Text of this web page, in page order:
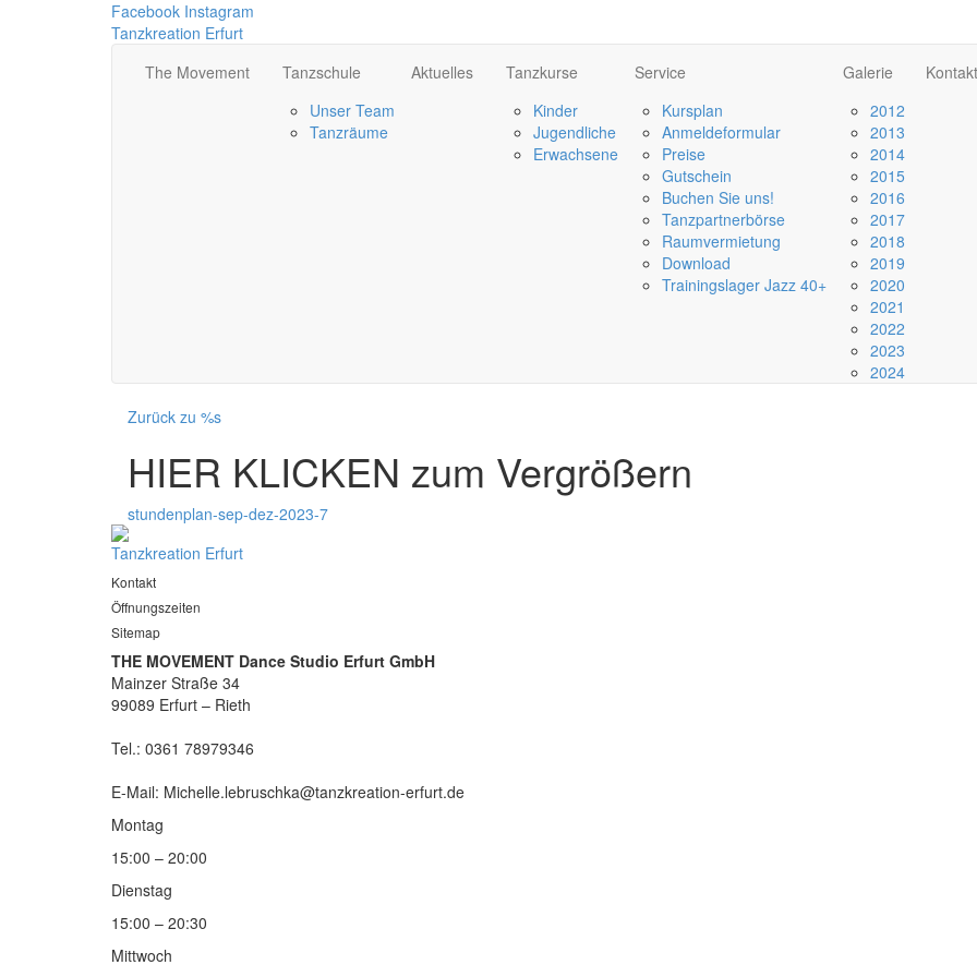
Facebook Instagram
Tanzkreation Erfurt
The Movement
Tanzschule
Unser Team
Tanzräume
Aktuelles
Tanzkurse
Kinder
Jugendliche
Erwachsene
Service
Kursplan
Anmeldeformular
Preise
Gutschein
Buchen Sie uns!
Tanzpartnerbörse
Raumvermietung
Download
Trainingslager Jazz 40+
Galerie
2012
2013
2014
2015
2016
2017
2018
2019
2020
2021
2022
2023
2024
Kontakt
Zurück zu %s
HIER KLICKEN zum Vergrößern
stundenplan-sep-dez-2023-7
Tanzkreation Erfurt
Kontakt
Öffnungszeiten
Sitemap
THE MOVEMENT Dance Studio Erfurt GmbH
Mainzer Straße 34
99089 Erfurt – Rieth
Tel.: 0361 78979346
E-Mail: Michelle.lebruschka@tanzkreation-erfurt.de
Montag
15:00 – 20:00
Dienstag
15:00 – 20:30
Mittwoch